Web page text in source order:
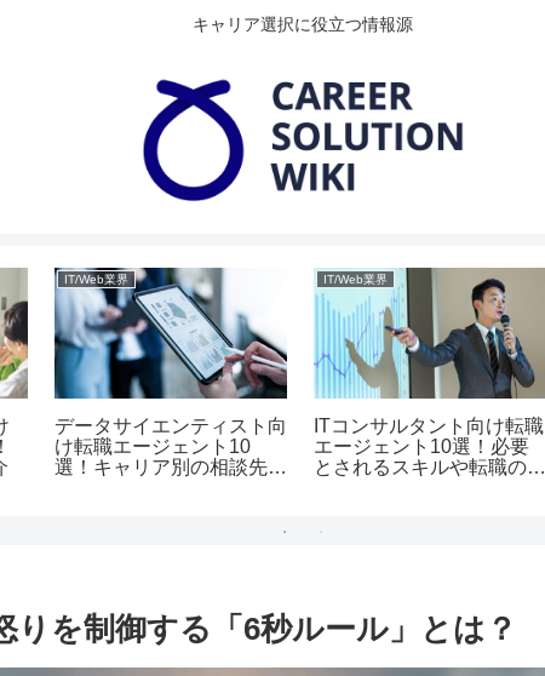
キャリア選択に役立つ情報源
IT/Web業界
データサイエンティスト向
け転職エージェント10
選！キャリア別の相談先を
IT/Web業界
ITコンサルタント向け転職
エージェント10選！必要
とされるスキルや転職のポ
を制御する「6秒ルール」とは？